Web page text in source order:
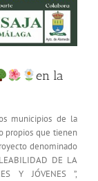
en la
municipios de la
propios que tienen
denominado
DE LA
Y JÓVENES ”,